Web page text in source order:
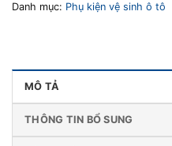
Danh mục: Phụ kiện vệ sinh ô tô
MÔ TẢ
THÔNG TIN BỔ SUNG